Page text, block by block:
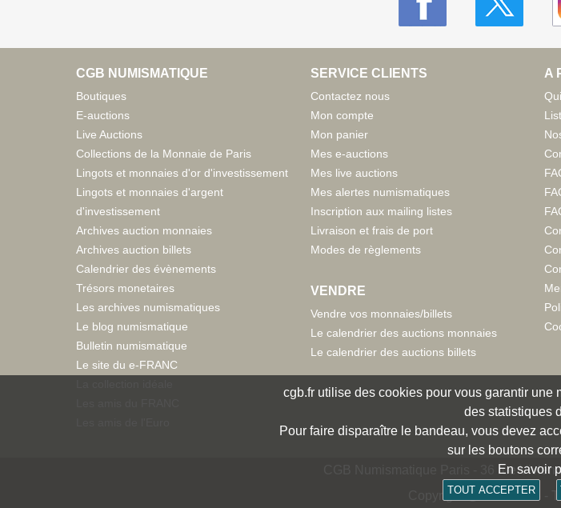
CGB NUMISMATIQUE
Boutiques
E-auctions
Live Auctions
Collections de la Monnaie de Paris
Lingots et monnaies d'or d'investissement
Lingots et monnaies d'argent
d'investissement
Archives auction monnaies
Archives auction billets
Calendrier des évènements
Trésors monetaires
Les archives numismatiques
Le blog numismatique
Bulletin numismatique
Le site du e-FRANC
SERVICE CLIENTS
Contactez nous
Mon compte
Mon panier
Mes e-auctions
Mes live auctions
Mes alertes numismatiques
Inscription aux mailing listes
Livraison et frais de port
Modes de règlements
VENDRE
Vendre vos monnaies/billets
Le calendrier des auctions monnaies
Le calendrier des auctions billets
A
CGB Numismatique Paris - 36 rue
Copyright @1997-2025 -
cgb.fr utilise des cookies pour vous garantir
des statistiques
Pour faire disparaître le bandeau, vous devez
sur les boutons
En savoir
TOUT ACCEPTER